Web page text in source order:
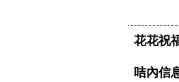
花花祝
咭內信